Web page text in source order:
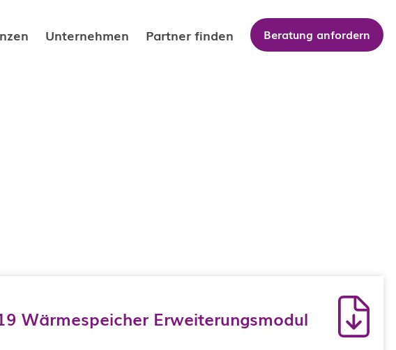
Unternehmen Partner finden Beratung anfordern
Wärmespeicher Erweiterungsmodul